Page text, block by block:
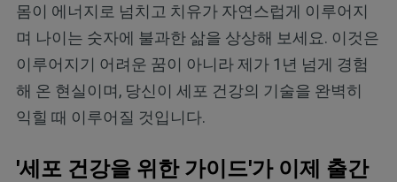
몸이 에너지로 넘치고 치유가 자연스럽게 이루어지
며 나이는 숫자에 불과한 삶을 상상해 보세요. 이것은
이루어지기 어려운 꿈이 아니라 제가 1년 넘게 경험
해 온 현실이며, 당신이 세포 건강의 기술을 완벽히
익힐 때 이루어질 것입니다.
'세포 건강을 위한 가이드'가 이제 출간